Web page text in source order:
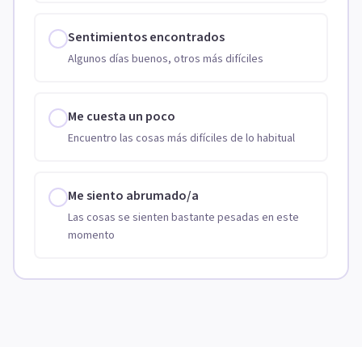
Sentimientos encontrados
Algunos días buenos, otros más difíciles
Me cuesta un poco
Encuentro las cosas más difíciles de lo habitual
Me siento abrumado/a
Las cosas se sienten bastante pesadas en este
momento